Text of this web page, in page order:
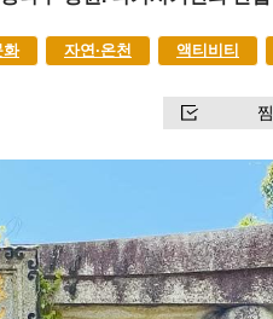
화 자연∙온천 액티비티